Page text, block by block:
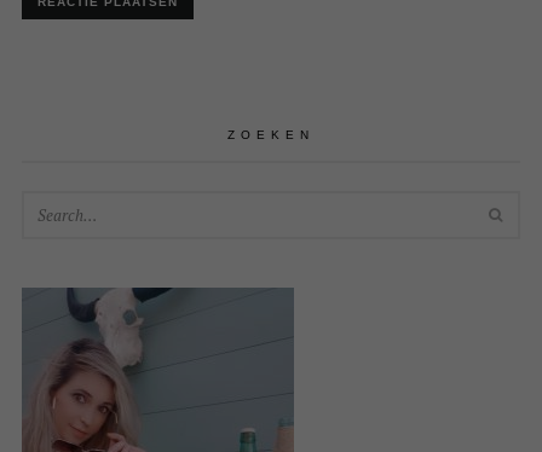
ZOEKEN